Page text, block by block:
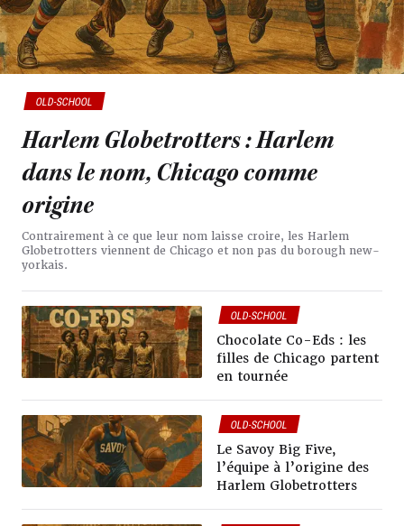
OLD-SCHOOL
Harlem Globetrotters : Harlem
dans le nom, Chicago comme
origine
Contrairement à ce que leur nom laisse croire, les Harlem
Globetrotters viennent de Chicago et non pas du borough new-
yorkais.
OLD-SCHOOL
Chocolate Co-Eds : les
filles de Chicago partent
en tournée
OLD-SCHOOL
Le Savoy Big Five,
l’équipe à l’origine des
Harlem Globetrotters